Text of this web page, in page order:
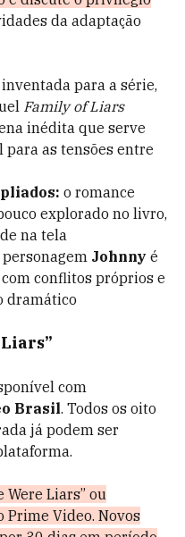
da adaptação
para a série,
Family of Liars
inédita que serve
as tensões entre
o romance
explorado no livro,
na tela
personagem Johnny é
conflitos próprios e
dramático
com
Brasil. Todos os oito
já podem ser
Were Liars” ou
Prime Video. Novos